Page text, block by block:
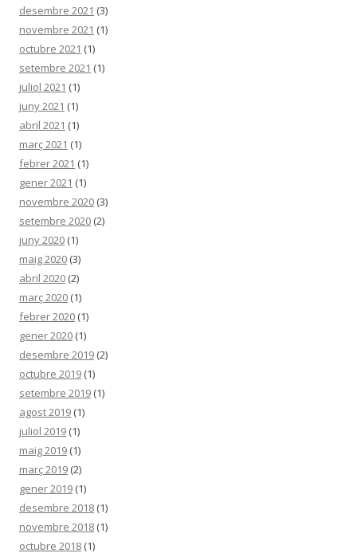
desembre 2021 (3)
novembre 2021 (1)
octubre 2021 (1)
setembre 2021 (1)
juliol 2021 (1)
juny 2021 (1)
abril 2021 (1)
març 2021 (1)
febrer 2021 (1)
gener 2021 (1)
novembre 2020 (3)
setembre 2020 (2)
juny 2020 (1)
maig 2020 (3)
abril 2020 (2)
març 2020 (1)
febrer 2020 (1)
gener 2020 (1)
desembre 2019 (2)
octubre 2019 (1)
setembre 2019 (1)
agost 2019 (1)
juliol 2019 (1)
maig 2019 (1)
març 2019 (2)
gener 2019 (1)
desembre 2018 (1)
novembre 2018 (1)
octubre 2018 (1)